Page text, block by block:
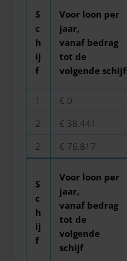
S
c
h
ij
f
Voor loon per
jaar,
vanaf bedrag
tot de
volgende schijf
1
€ 0
2
€ 38.441
2
€ 76.817
S
c
h
ij
f
Voor loon per
jaar,
vanaf bedrag
tot de
volgende
schijf